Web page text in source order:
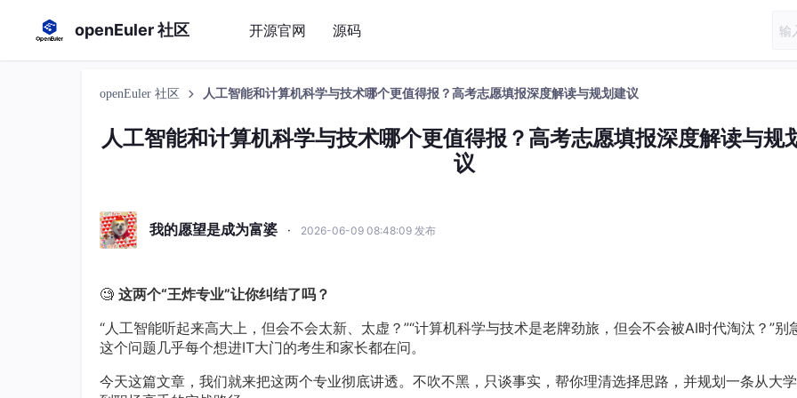
openEuler 社区 开源官网 源码
openEuler 社区 人工智能和计算机科学与技术哪个更值得报？高考志愿填报深度解读与规划建议
人工智能和计算机科学与技术哪个更值得报？高考志愿填报深度解读与规
议
我的愿望是成为富婆 · 2026-06-09 08:48:09 发布
🧐 这两个“王炸专业”让你纠结了吗？
“人工智能听起来高大上，但会不会太新、太虚？”“计算机科学与技术是老牌劲旅，但会不会被AI时代淘汰？”别
这个问题几乎每个想进IT大门的考生和家长都在问。
今天这篇文章，我们就来把这两个专业彻底讲透。不吹不黑，只谈事实，帮你理清选择思路，并规划一条从大